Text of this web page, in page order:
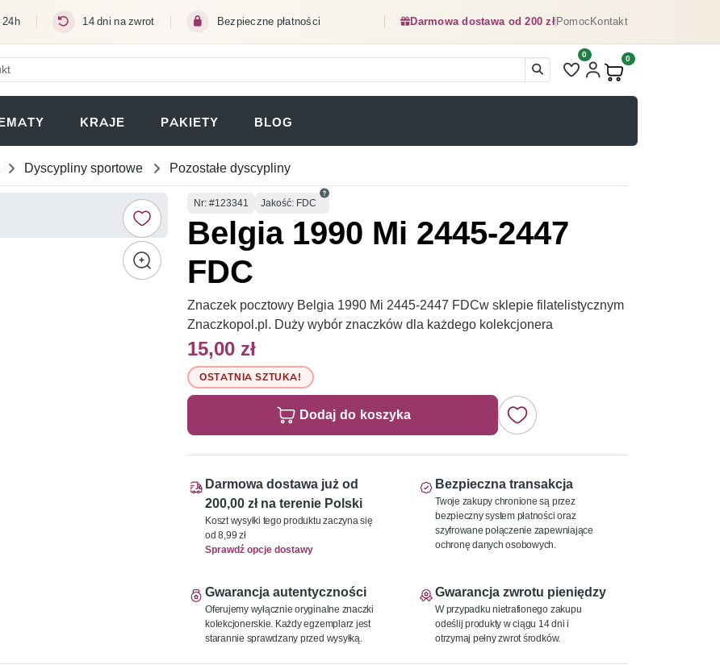
24h 14 dni na zwrot Bezpieczne płatności Darmowa dostawa od 200 złPomocKontakt
Liczba pozycji na liście
0
Produkty w koszyku:
0
SIĘ W NOWEJ KARCIE)
KRAJE PAKIETY BLOG
Dyscypliny sportowe Pozostałe dyscypliny
Numer
Nr: #123341 Jakość: FDC
Belgia 1990 Mi 2445-2447
FDC
Znaczek pocztowy Belgia 1990 Mi 2445-2447 FDCw sklepie filatelistycznym
Znaczkopol.pl. Duży wybór znaczków dla każdego kolekcjonera
15,00 zł
OSTATNIA SZTUKA!
Dodaj do koszyka
Darmowa dostawa już od
200,00 zł na terenie Polski
Koszt wysyłki tego produktu zaczyna się
od 8,99 zł
Sprawdź opcje dostawy
Bezpieczna transakcja
Twoje zakupy chronione są przez
bezpieczny system płatności oraz
szyfrowane połączenie zapewniające
ochronę danych osobowych.
Gwarancja autentyczności
Oferujemy wyłącznie oryginalne znaczki
kolekcjonerskie. Każdy egzemplarz jest
starannie sprawdzany przed wysyłką.
Gwarancja zwrotu pieniędzy
W przypadku nietrafionego zakupu
odeślij produkty w ciągu 14 dni i
otrzymaj pełny zwrot środków.